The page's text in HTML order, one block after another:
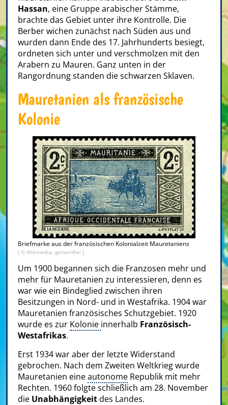
Hassan, eine Gruppe arabischer Stämme,
brachte das Gebiet unter ihre Kontrolle. Die
Berber wichen zunächst nach Süden aus und
wurden dann Ende des 17. Jahrhunderts besiegt,
ordneten sich unter und verschmolzen mit den
Arabern zu Mauren. Ganz unten in der
Rangordnung standen die schwarzen Sklaven.
Mauretanien als französische
Kolonie
Briefmarke aus der französischen Kolonialzeit Mauretaniens
[ © Wikimedia, gemeinfrei ]
Um 1900 begannen sich die Franzosen mehr und
mehr für Mauretanien zu interessieren, denn es
war wie ein Bindeglied zwischen ihren
Besitzungen in Nord- und in Westafrika. 1904 war
Mauretanien französisches Schutzgebiet. 1920
wurde es zur Kolonie innerhalb Französisch-
Westafrikas.
Erst 1934 war aber der letzte Widerstand
gebrochen. Nach dem Zweiten Weltkrieg wurde
Mauretanien eineautonome Republik mit mehr
Rechten. 1960 folgte schließlich am 28. November
die Unabhängigkeitdes Landes.